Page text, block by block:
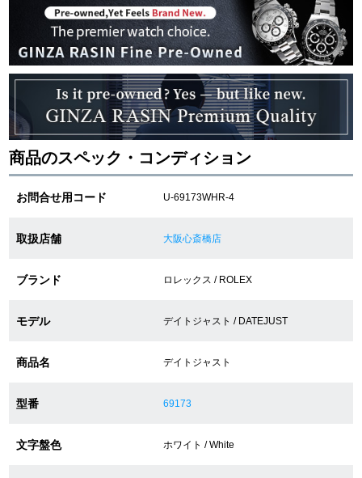
ご利用ガイド
GINZA RASINのプレミアムクオリティについて
送料・お支払方法
ショッピングローンの流れ
よくある質問
お問い合わせ
店舗取り寄せサービス
商品のスペック・コンディション
お問合せ用コード U-69173WHR-4
取扱店舗 大阪心斎橋店
ブランド ロレックス / ROLEX
モデル デイトジャスト / DATEJUST
商品名 デイトジャスト
型番 69173
文字盤色 ホワイト / White